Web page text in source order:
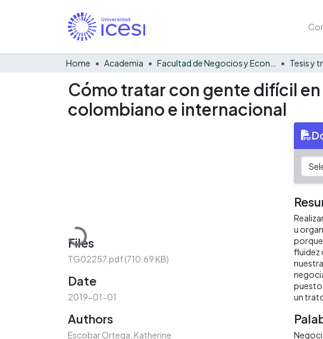
Home Academia Tesis y
Cómo tratar con gente difícil
colombiano e internacional
Loading...
Files
TG02257.pdf(710.69 KB)
Date
2019-01-01
Authors
Escobar Ortega, Katherine
u
fluidez
puesto
un